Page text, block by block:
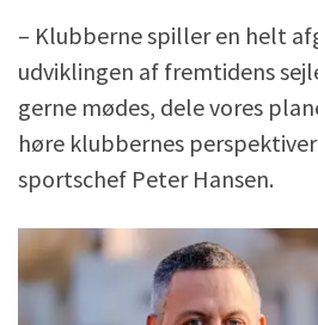
– Klubberne spiller en helt
udviklingen af fremtidens
gerne mødes, dele vores
høre klubbernes
sportschef Peter Hansen.